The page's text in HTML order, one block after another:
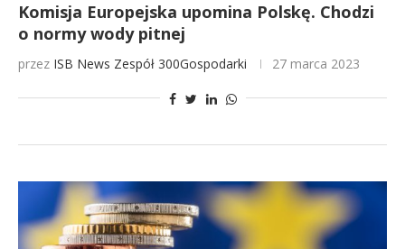
Komisja Europejska upomina Polskę. Chodzi
o normy wody pitnej
przez ISB News Zespół 300Gospodarki 27 marca 2023